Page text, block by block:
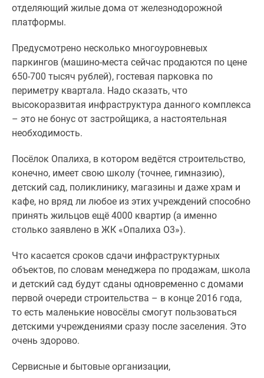
отделяющий жилые дома от железнодорожной
платформы.
Предусмотрено несколько многоуровневых
паркингов (машино-места сейчас продаются по цене
650-700 тысяч рублей), гостевая парковка по
периметру квартала. Надо сказать, что
высокоразвитая инфраструктура данного комплекса
– это не бонус от застройщика, а настоятельная
необходимость.
Посёлок Опалиха, в котором ведётся строительство,
конечно, имеет свою школу (точнее, гимназию),
детский сад, поликлинику, магазины и даже храм и
кафе, но вряд ли любое из этих учреждений способно
принять жильцов ещё 4000 квартир (а именно
столько заявлено в ЖК «Опалиха О3»).
Что касается сроков сдачи инфраструктурных
объектов, по словам менеджера по продажам, школа
и детский сад будут сданы одновременно с домами
первой очереди строительства – в конце 2016 года,
то есть маленькие новосёлы смогут пользоваться
детскими учреждениями сразу после заселения. Это
очень здорово.
Сервисные и бытовые организации,